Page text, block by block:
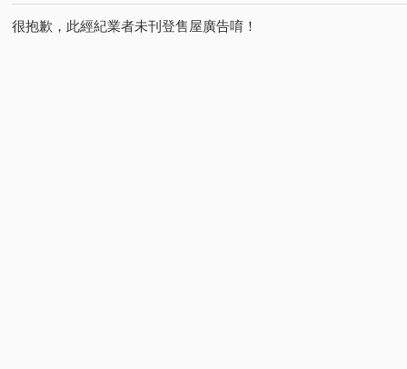
很抱歉，此經紀業者未刊登售屋廣告唷！